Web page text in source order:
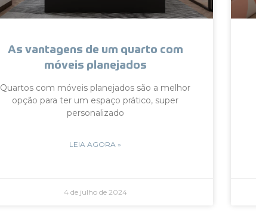
As vantagens de um quarto com
móveis planejados
Quartos com móveis planejados são a melhor
opção para ter um espaço prático, super
personalizado
LEIA AGORA »
4 de julho de 2024